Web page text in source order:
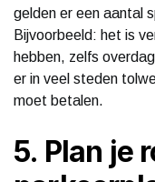
gelden er een aantal
Bijvoorbeeld: het is
hebben, zelfs
er in veel steden
moet betalen.
5. Plan je